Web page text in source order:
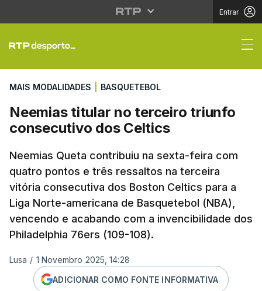
Entrar
Neemias titular no
MAIS MODALIDADES BASQUETEBOL
Neemias titular no terceiro triunfo
consecutivo dos Celtics
Neemias Queta contribuiu na sexta-feira com
quatro pontos e três ressaltos na terceira
vitória consecutiva dos Boston Celtics para a
Liga Norte-americana de Basquetebol (NBA),
vencendo e acabando com a invencibilidade dos
Philadelphia 76ers (109-108).
Lusa / 1 Novembro 2025, 14:28
ADICIONAR COMO FONTE INFORMATIVA